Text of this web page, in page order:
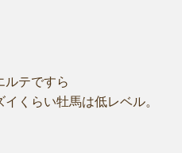
ルテですら
くらい牡馬は低レベル。